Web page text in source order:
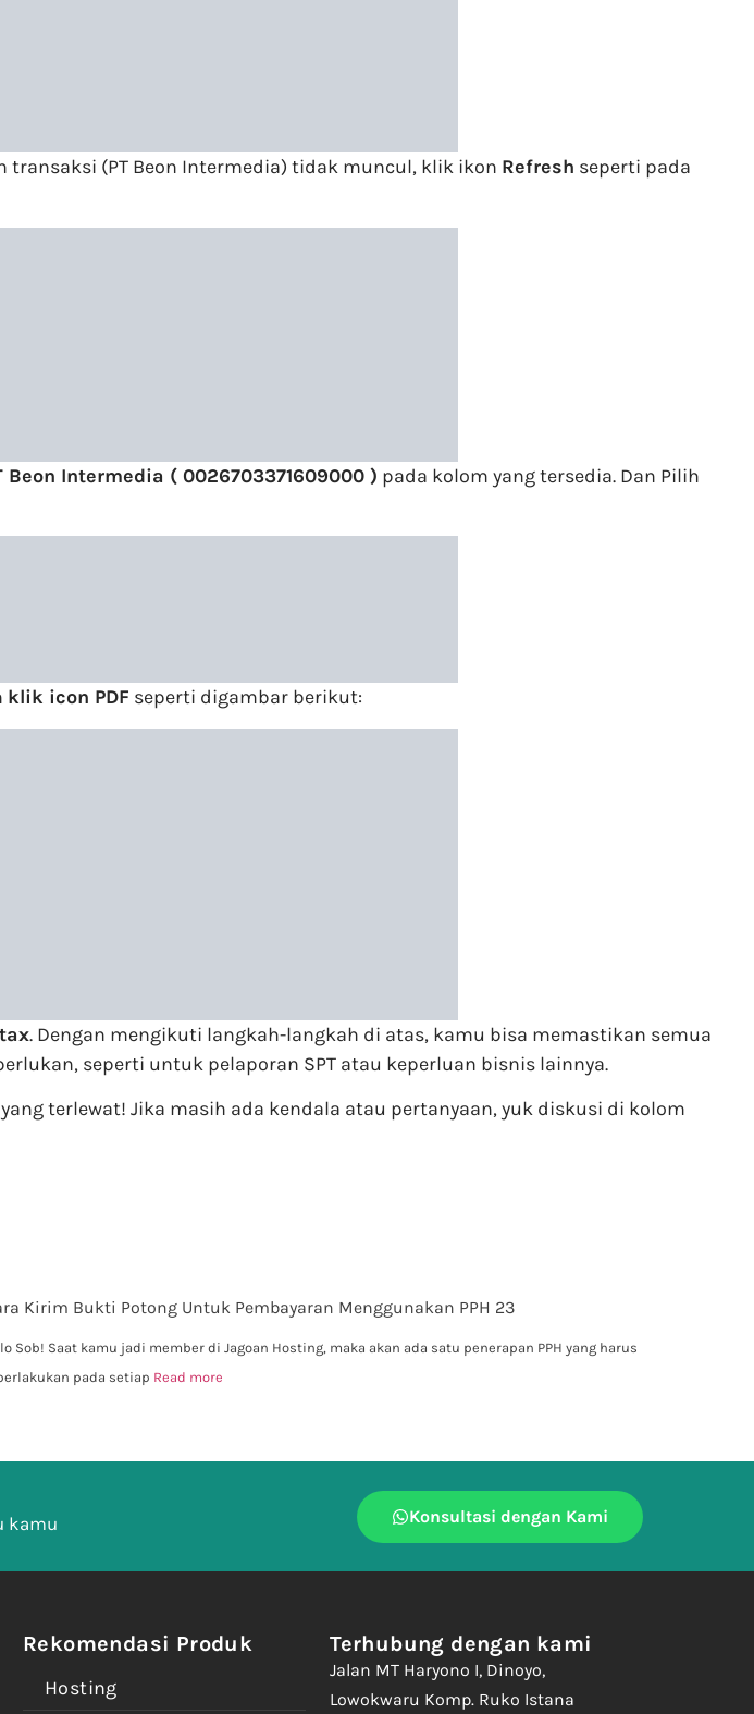
(PT Beon Intermedia) tidak muncul, klik ikon Refresh seperti pada
Beon Intermedia ( 0026703371609000 ) pada kolom yang tersedia. Dan Pilih
klik icon PDF seperti digambar berikut:
. Dengan mengikuti langkah-langkah di atas, kamu bisa memastikan semua
seperti untuk pelaporan SPT atau keperluan bisnis lainnya.
terlewat! Jika masih ada kendala atau pertanyaan, yuk diskusi di kolom
Kirim Bukti Potong Untuk Pembayaran Menggunakan PPH 23
Sob! Saat kamu jadi member di Jagoan Hosting, maka akan ada satu penerapan PPH yang harus
pada setiap Read more
kamu Konsultasi dengan Kami
Rekomendasi Produk
Hosting
Terhubung dengan kami
Jalan MT Haryono I, Dinoyo,
Lowokwaru Komp. Ruko Istana